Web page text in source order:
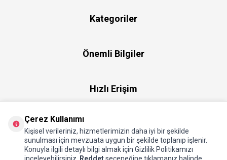
Kategoriler
Önemli Bilgiler
Hızlı Erişim
Çerez Kullanımı
Kişisel verileriniz, hizmetlerimizin daha iyi bir şekilde
sunulması için mevzuata uygun bir şekilde toplanıp işlenir.
Konuyla ilgili detaylı bilgi almak için Gizlilik Politikamızı